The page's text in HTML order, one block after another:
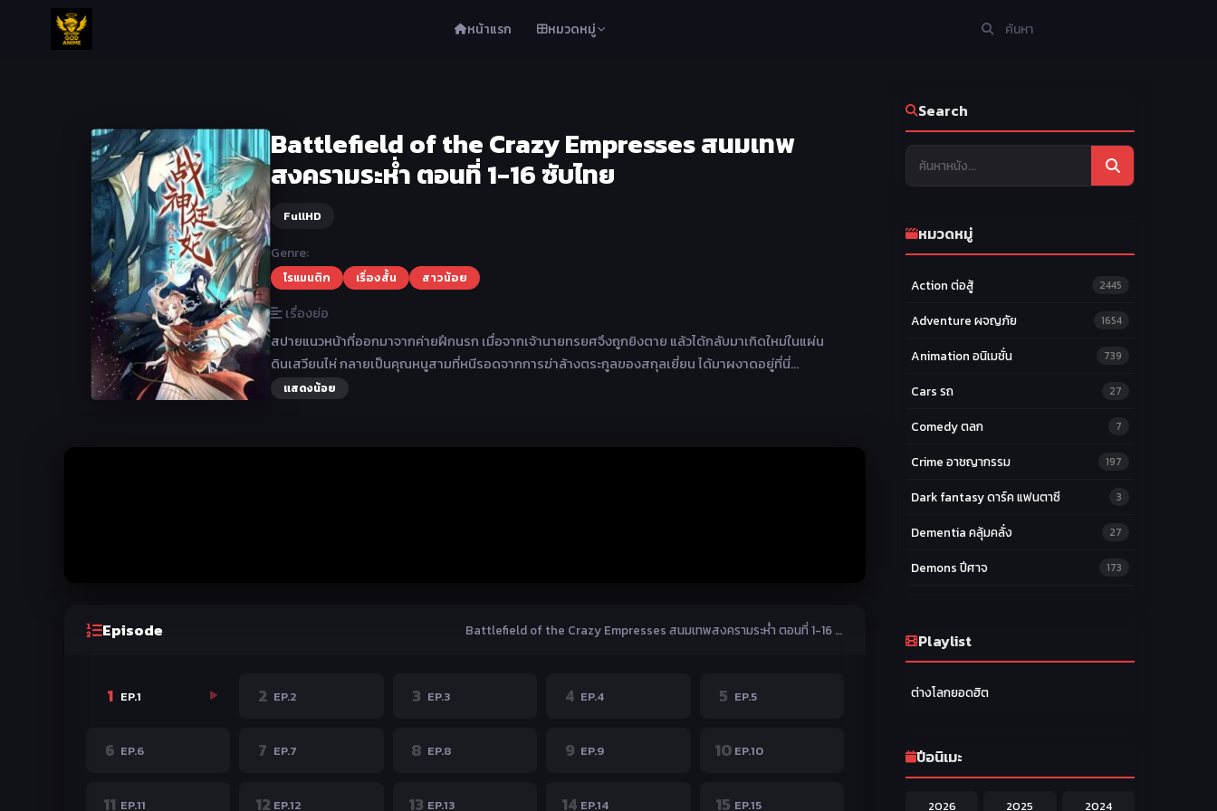
หน้าแรก หมวดหมู่
Battlefield of the Crazy Empresses สนมเทพ
สงครามระห่ำ ตอนที่ 1-16 ซับไทย
FullHD
Genre:
โรแมนติก เรื่องสั้น สาวน้อย
เรื่องย่อ
สปายแนวหน้าที่ออกมาจากค่ายฝึกนรก เมื่อจากเจ้านายทรยศจึงถูกยิงตาย แล้วได้กลับมาเกิดใหม่ในแผ่น
ดินเสวียนไห่ กลายเป็นคุณหนูสามที่หนีรอดจากการฆ่าล้างตระกูลของสกุลเยี่ยน ได้มาผงาดอยู่ที่นี่…
แสดงน้อย
Episode Battlefield of the Crazy Empresses สนมเทพสงครามระห่ำ ตอนที่ 1-16 ซับไทย
1 EP.1 2 EP.2 3 EP.3 4 EP.4 5 EP.5
6 EP.6 7 EP.7 8 EP.8 9 EP.9 10 EP.10
11 EP.11 12 EP.12 13 EP.13 14 EP.14 15 EP.15
Search
หมวดหมู่
Action ต่อสู้ 2445
Adventure ผจญภัย 1654
Animation อนิเมชั่น 739
Cars รถ 27
Comedy ตลก 7
Crime อาชญากรรม 197
Dark fantasy ดาร์ค แฟนตาซี 3
Dementia คลุ้มคลั่ง 27
Demons ปีศาจ 173
Ecchi หื่น
Harem ฮาเร็ม 60
Playlist
ต่างโลกยอดฮิต
ปีอนิเมะ
2026 2025 2024